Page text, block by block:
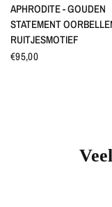
APHRODITE - GOUDEN
STATEMENT
RUITJESMOTIEF
€95,00